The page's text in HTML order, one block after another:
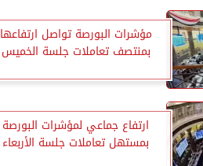
مؤشرات البورصة تواصل ارتفاعها
بمنتصف تعاملات جلسة الخميس
ارتفاع جماعي لمؤشرات البورصة
بمستهل تعاملات جلسة الأربعاء